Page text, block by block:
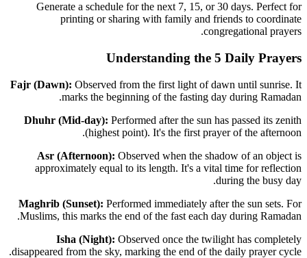
Generate a schedule for the next 7, 15, or 30 days. Perfect for
printing or sharing with family and friends to coordinate
congregational prayers.
Understanding the 5 Daily Prayers
Fajr (Dawn): Observed from the first light of dawn until sunrise. It
marks the beginning of the fasting day during Ramadan.
Dhuhr (Mid-day): Performed after the sun has passed its zenith
(highest point). It's the first prayer of the afternoon.
Asr (Afternoon): Observed when the shadow of an object is
approximately equal to its length. It's a vital time for reflection
during the busy day.
Maghrib (Sunset): Performed immediately after the sun sets. For
Muslims, this marks the end of the fast each day during Ramadan.
Isha (Night): Observed once the twilight has completely
disappeared from the sky, marking the end of the daily prayer cycle.